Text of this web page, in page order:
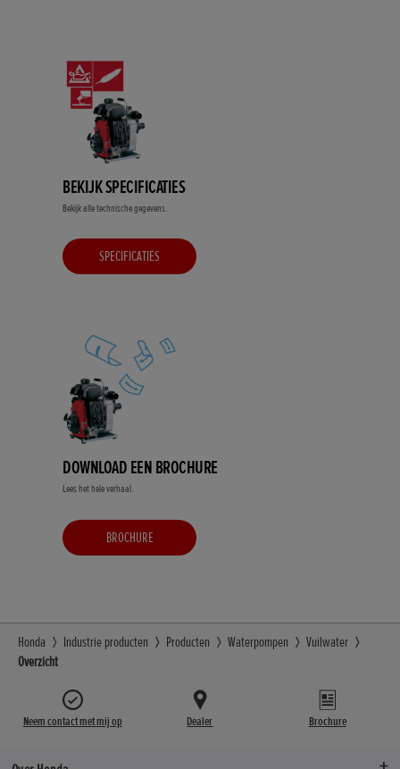
BEKIJK SPECIFICATIES
Bekijk alle technische gegevens.
SPECIFICATIES
DOWNLOAD EEN BROCHURE
Lees het hele verhaal.
BROCHURE
Honda Industrie producten Producten Waterpompen
Vuilwater
Overzicht
Neem contact met mij op Dealer Brochure